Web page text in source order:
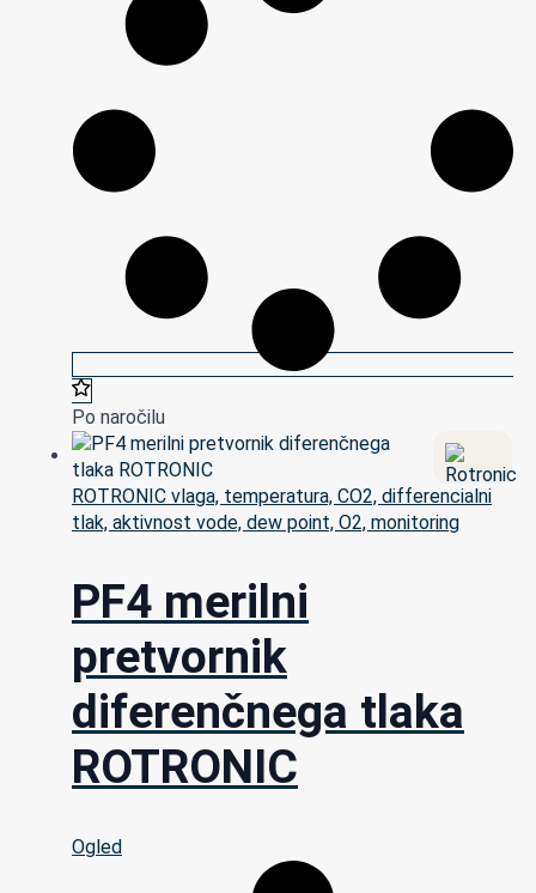
Po naročilu
ROTRONIC vlaga, temperatura, CO2, differencialni
tlak, aktivnost vode, dew point, O2, monitoring
PF4 merilni
pretvornik
diferenčnega tlaka
ROTRONIC
Ogled